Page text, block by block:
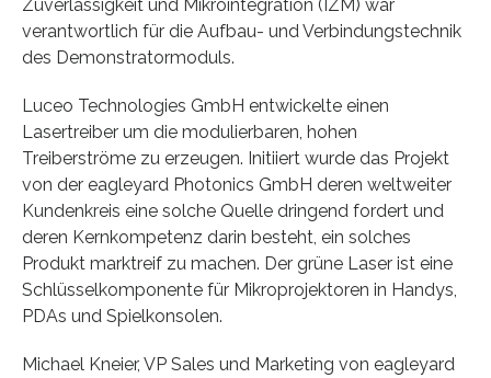
Zuverlässigkeit und Mikrointegration (IZM) war
verantwortlich für die Aufbau- und Verbindungstechnik
des Demonstratormoduls.
Luceo Technologies GmbH entwickelte einen
Lasertreiber um die modulierbaren, hohen
Treiberströme zu erzeugen. Initiiert wurde das Projekt
von der eagleyard Photonics GmbH deren weltweiter
Kundenkreis eine solche Quelle dringend fordert und
deren Kernkompetenz darin besteht, ein solches
Produkt marktreif zu machen. Der grüne Laser ist eine
Schlüsselkomponente für Mikroprojektoren in Handys,
PDAs und Spielkonsolen.
Michael Kneier, VP Sales und Marketing von eagleyard